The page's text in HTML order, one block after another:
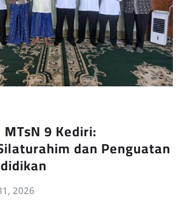
9 Kediri:
dan Penguatan
2026